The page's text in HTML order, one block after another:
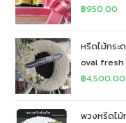
฿950.00
หรีดไม้กร
oval fresh
฿4,500.00
พวงหรีดไม้